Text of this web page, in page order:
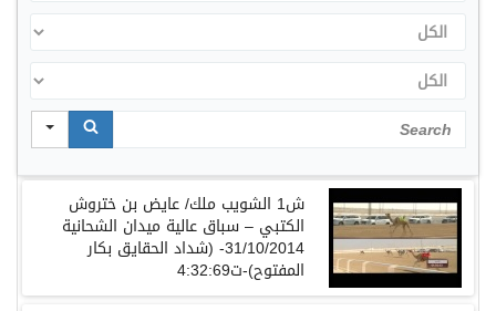
الكل
الكل
Search
ش1 الشويب ملك/ عايض بن ختروش
الكتبي – سباق عالية ميدان الشحانية
31/10/2014- (شداد الحقايق بكار
المفتوح)-ت4:32:69